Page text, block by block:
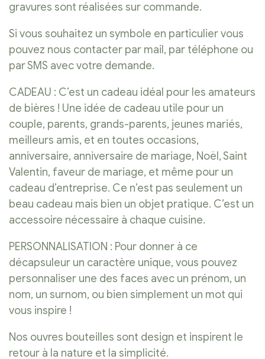
gravures sont réalisées sur commande.
Si vous souhaitez un symbole en particulier vous
pouvez nous contacter par mail, par téléphone ou
par SMS avec votre demande.
CADEAU : C’est un cadeau idéal pour les amateurs
de bières ! Une idée de cadeau utile pour un
couple, parents, grands-parents, jeunes mariés,
meilleurs amis, et en toutes occasions,
anniversaire, anniversaire de mariage, Noël, Saint
Valentin, faveur de mariage, et même pour un
cadeau d’entreprise. Ce n’est pas seulement un
beau cadeau mais bien un objet pratique. C’est un
accessoire nécessaire à chaque cuisine.
PERSONNALISATION : Pour donner à ce
décapsuleur un caractère unique, vous pouvez
personnaliser une des faces avec un prénom, un
nom, un surnom, ou bien simplement un mot qui
vous inspire !
Nos ouvres bouteilles sont design et inspirent le
retour à la nature et la simplicité.